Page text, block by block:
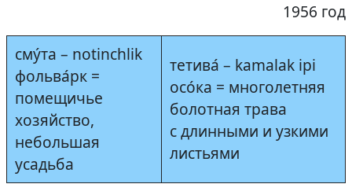
1956 год
сму́та – notinchlik
фольва́рк =
помещичье
хозяйство,
небольшая
усадьба
тетива́ – kamalak ipi
осо́ка = многолетняя
болотная трава
с длинными и узкими
листьями